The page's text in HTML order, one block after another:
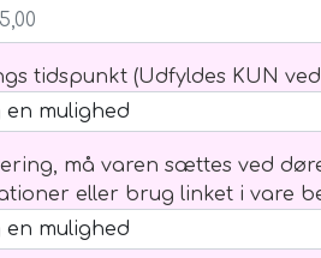
buket
m. tekst/motiv/figur
tidspunkt (Udfyldes KUN
må varen sættes ved
eller brug linket i vare